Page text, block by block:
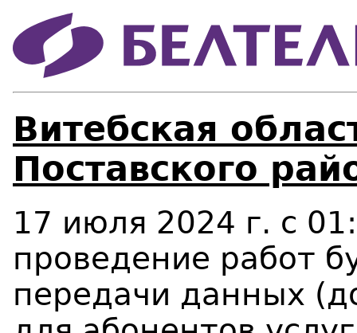
Витебская
Поставского
17 июля 2024 г. с
проведение работ
передачи данных